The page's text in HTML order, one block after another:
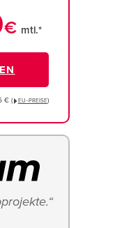
€ mtl.*
€ ( EU−PREISE)